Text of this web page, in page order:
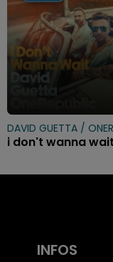
DAVID GUETTA /
i don't wanna wait
INFOS